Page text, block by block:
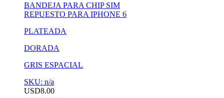
BANDEJA PARA CHIP SIM
REPUESTO PARA IPHONE 6
PLATEADA
DORADA
GRIS ESPACIAL
SKU: n/a
USD8.00